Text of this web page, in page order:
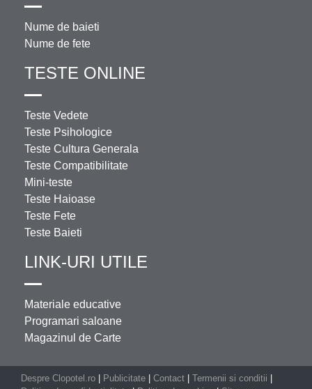
Nume de baieti
Nume de fete
TESTE ONLINE
Teste Vedete
Teste Psihologice
Teste Cultura Generala
Teste Compatibilitate
Mini-teste
Teste Haioase
Teste Fete
Teste Baieti
LINK-URI UTILE
Materiale educative
Programari saloane
Magazinul de Carte
Despre Clopotel.ro Publicitate Contact Termenii si conditii